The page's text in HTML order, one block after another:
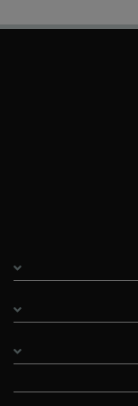
در کشور های
شده است.